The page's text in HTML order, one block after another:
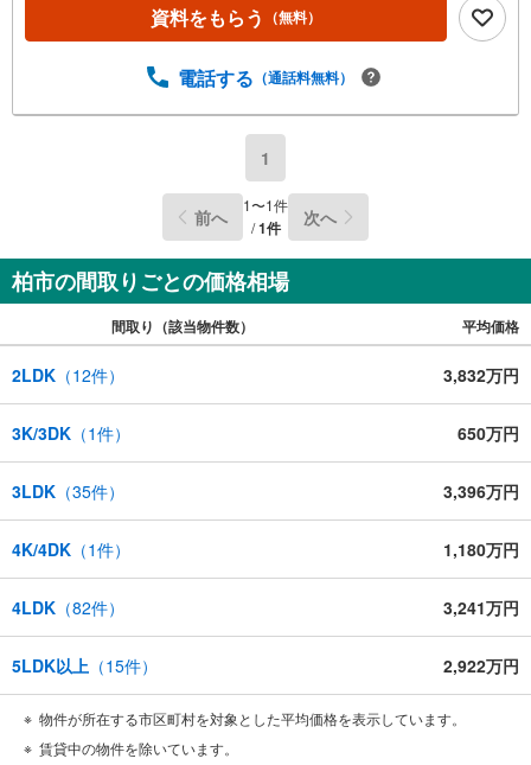
資料をもらう （無料）
電話する （通話料無料）
1
前へ 1〜1件
/1件 次へ
柏市の間取りごとの価格相場
間取り（該当物件数） 平均価格
2LDK （12件） 3,832万円
3K/3DK （1件） 650万円
3LDK （35件） 3,396万円
4K/4DK （1件） 1,180万円
4LDK （82件） 3,241万円
5LDK以上 （15件） 2,922万円
物件が所在する市区町村を対象とした平均価格を表示しています。
賃貸中の物件を除いています。